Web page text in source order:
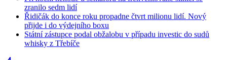
zranilo sedm lidí
Řidičák do konce roku propadne čtvrt milionu lidí. Nový
přijde i do výdejního boxu
Státní zástupce podal obžalobu v případu investic do sudů
whisky z Třebíče